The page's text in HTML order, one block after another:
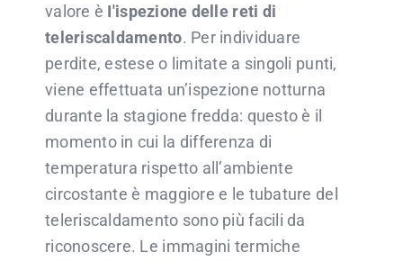
valore è I'ispezione delle reti di
teleriscaldamento. Per individuare
perdite, estese o limitate a singoli punti,
viene effettuata un’ispezione notturna
durante la stagione fredda: questo è il
momento in cui la differenza di
temperatura rispetto all’ambiente
circostante è maggiore e le tubature del
teleriscaldamento sono più facili da
riconoscere. Le immagini termiche